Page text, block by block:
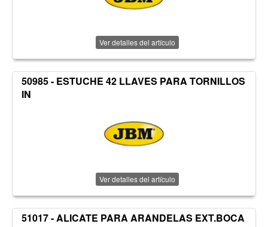
Ver detalles del artículo
50985 - ESTUCHE 42 LLAVES PARA TORNILLOS
IN
Ver detalles del artículo
51017 - ALICATE PARA ARANDELAS EXT.BOCA